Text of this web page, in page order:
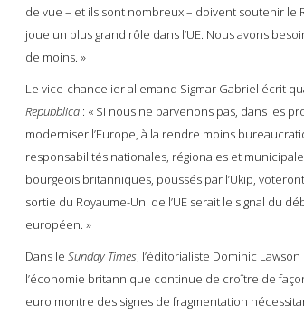
de vue – et ils sont nombreux – doivent soutenir le
joue un plus grand rôle dans l’UE. Nous avons
de moins. »
Le vice-chancelier allemand Sigmar Gabriel écrit
Repubblica : « Si nous ne parvenons pas, dans les
moderniser l’Europe, à la rendre moins
responsabilités nationales, régionales et
bourgeois britanniques, poussés par l’Ukip,
sortie du Royaume-Uni de l’UE serait le signal du
européen. »
Dans le Sunday Times, l’éditorialiste Dominic
l’économie britannique continue de croître de
euro montre des signes de fragmentation